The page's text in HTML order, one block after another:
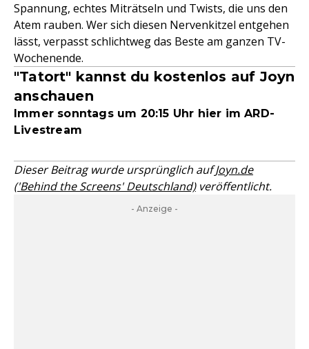
Spannung, echtes Miträtseln und Twists, die uns den
Atem rauben. Wer sich diesen Nervenkitzel entgehen
lässt, verpasst schlichtweg das Beste am ganzen TV-
Wochenende.
"Tatort" kannst du kostenlos auf Joyn
anschauen
Immer sonntags um 20:15 Uhr hier im ARD-
Livestream
Dieser Beitrag wurde ursprünglich aufJoyn.de
('Behind the Screens' Deutschland)veröffentlicht.
- Anzeige -